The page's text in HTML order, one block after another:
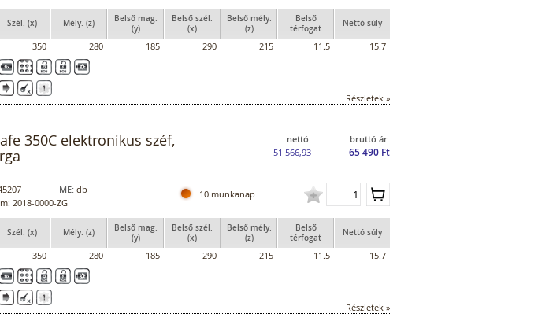
Szél. (x) Mély. (z)
Belső mag.
(y)
Belső szél.
(x)
Belső mély.
(z)
Belső
térfogat
Nettó súly
350 280 185 290 215 11.5 15.7
Részletek »
nettó:
51 566,93
bruttó ár:
65 490 Ft
350C elektronikus széf,
ME: db 10 munkanap
2018-0000-ZG
Szél. (x) Mély. (z)
Belső mag.
(y)
Belső szél.
(x)
Belső mély.
(z)
Belső
térfogat
Nettó súly
350 280 185 290 215 11.5 15.7
Részletek »